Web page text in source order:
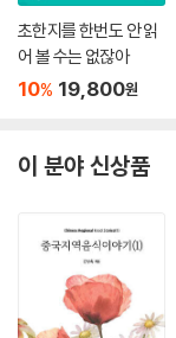
경계인 동시에 변방인
살사건으로 이어지는
인의 뱃길을 통해 우
화의 대원정은 물론,
‘6장 가까운 오지’에
래이자 토루라는 독특
서 갇혀 살던 황제의
모습은 삶의 다양성
있는 모쒀족을 만날
리석은 짓이다. 누구에
초한지를 한번도 안 읽
어 볼 수는 없잖아
10% 19,800원
이 분야 신상품